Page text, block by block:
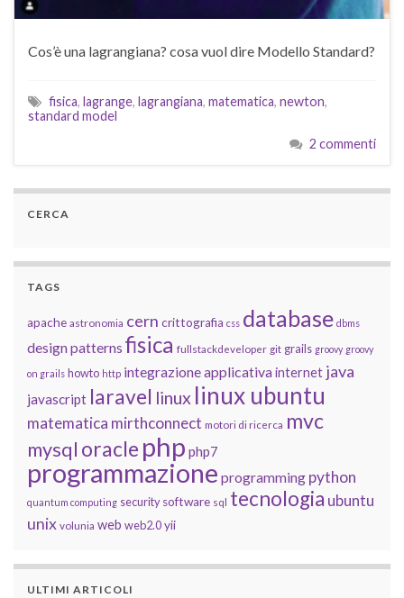
Cos’è una lagrangiana? cosa vuol dire Modello Standard?
fisica, lagrange, lagrangiana, matematica, newton,
standard model
2 commenti
CERCA
TAGS
apache astronomia cern crittografia css database dbms
design patterns fisica fullstackdeveloper git grails groovy groovy
on grails howto http integrazione applicativainternet java
javascript laravel linux linux ubuntu
matematica mirthconnect motori di ricerca mvc
mysql oracle php php7
programmazione programming python
quantum computing security software sql tecnologia ubuntu
unix volunia web web2.0 yii
ULTIMI ARTICOLI